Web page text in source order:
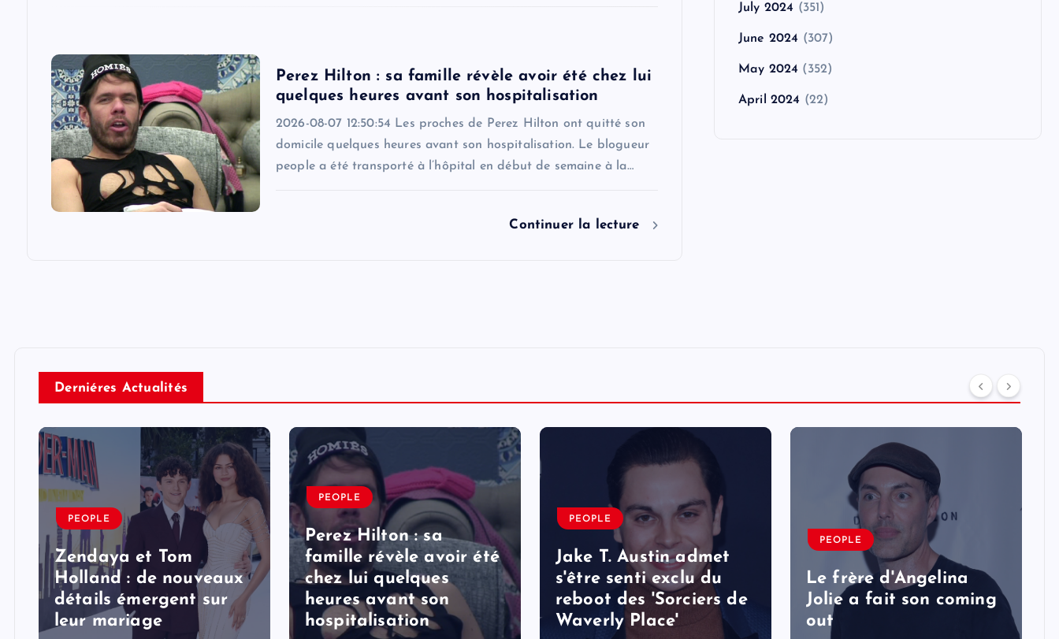
Perez Hilton : sa famille révèle avoir été chez lui
quelques heures avant son hospitalisation
2026-08-07 12:50:54 Les proches de Perez Hilton ont quitté son
domicile quelques heures avant son hospitalisation. Le blogueur
people a été transporté à l’hôpital en début de semaine à la…
Continuer la lecture
July 2024 (351)
June 2024 (307)
May 2024 (352)
April 2024 (22)
Derniéres Actualités
PEOPLE
Zendaya et Tom
Holland : de nouveaux
détails émergent sur
leur mariage
PEOPLE
Perez Hilton : sa
famille révèle avoir été
chez lui quelques
heures avant son
hospitalisation
PEOPLE
Jake T. Austin admet
s'être senti exclu du
reboot des 'Sorciers de
Waverly Place'
PEOPLE
Le frère d'Angelina
Jolie a fait son coming
out